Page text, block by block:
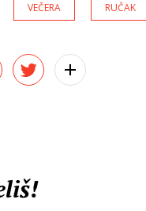
VEČERA RUČAK